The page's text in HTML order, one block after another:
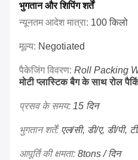
भुगतान और शिपिंग शर्तें
न्यूनतम आदेश मात्रा: 100 किलो
मूल्य: Negotiated
पैकेजिंग विवरण: Roll Packing
मोटी प्लास्टिक बैग के साथ रोल
प्रसव के समय: 15 दिन
भुगतान शर्तें: एल/सी, डी/ए, डी/पी,
आपूर्ति की क्षमता: 8tons / दिन